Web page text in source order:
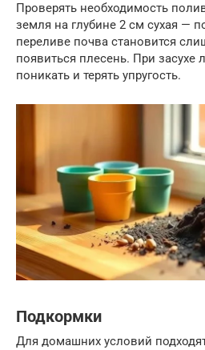
Проверять необходимость
земля на глубине 2 см сухая —
переливе почва становится
появиться плесень. При засухе
поникать и терять упругость.
Подкормки
Для домашних условий